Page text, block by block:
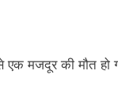
मजदूर की मौत हो